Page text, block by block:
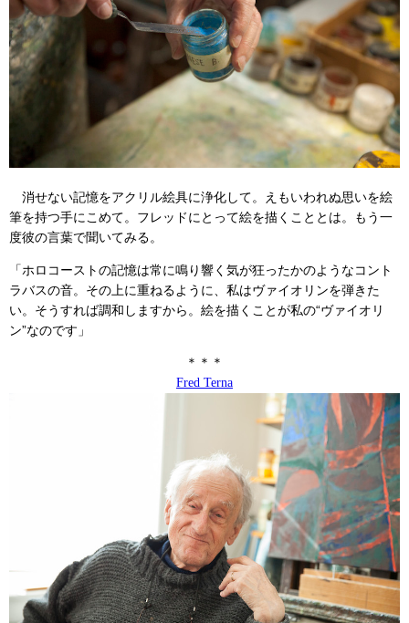
消せない記憶をアクリル絵具に浄化して。えもいわれぬ思いを絵
筆を持つ手にこめて。フレッドにとって絵を描くこととは。もう一
度彼の言葉で聞いてみる。
「ホロコーストの記憶は常に鳴り響く気が狂ったかのようなコント
ラバスの音。その上に重ねるように、私はヴァイオリンを弾きた
い。そうすれば調和しますから。絵を描くことが私の“ヴァイオリ
ン”なのです」
＊＊＊
Fred Terna